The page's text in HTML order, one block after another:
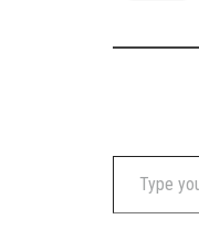
Type your email…